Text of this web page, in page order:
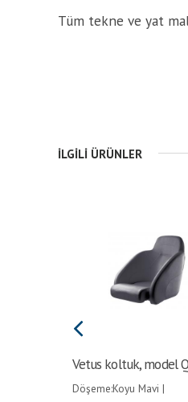
Tüm tekne ve yat
İLGILI ÜRÜNLER
Vetus koltuk, model
Döşeme:Koyu Mavi |